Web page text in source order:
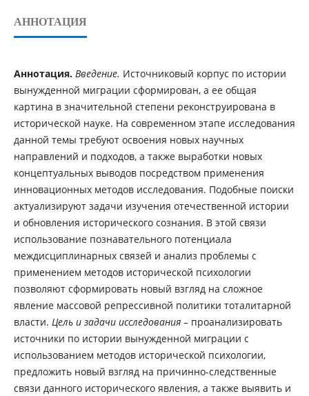
АННОТАЦИЯ
Аннотация. Введение. Источниковый корпус по истории
вынужденной миграции сформирован, а ее общая
картина в значительной степени реконструирована в
исторической науке. На современном этапе исследования
данной темы требуют освоения новых научных
направлений и подходов, а также выработки новых
концептуальных выводов посредством применения
инновационных методов исследования. Подобные поиски
актуализируют задачи изучения отечественной истории
и обновления исторического сознания. В этой связи
использование познавательного потенциала
междисциплинарных связей и анализ проблемы с
применением методов исторической психологии
позволяют сформировать новый взгляд на сложное
явление массовой репрессивной политики тоталитарной
власти. Цель и задачи исследования– проанализировать
источники по истории вынужденной миграции с
использованием методов исторической психологии,
предложить новый взгляд на причинно-следственные
связи данного исторического явления, а также выявить и